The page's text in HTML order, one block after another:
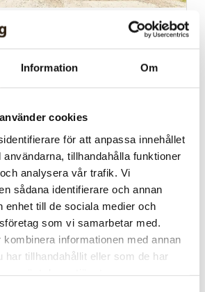
Information Om
cookies
för att anpassa innehållet
tillhandahålla funktioner
analysera vår trafik. Vi
sådana identifierare och annan
enhet till de sociala medier och
som vi samarbetar med.
informationen med annan
har tillhandahållit eller som de har
Shalom över